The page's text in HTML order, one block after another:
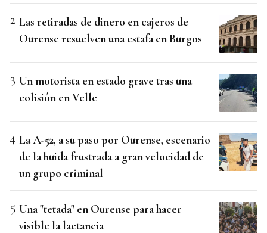
Las retiradas de dinero en cajeros de
Ourense resuelven una estafa en Burgos
Un motorista en estado grave tras una
colisión en Velle
La A-52, a su paso por Ourense, escenario
de la huida frustrada a gran velocidad de
un grupo criminal
Una "tetada" en Ourense para hacer
visible la lactancia